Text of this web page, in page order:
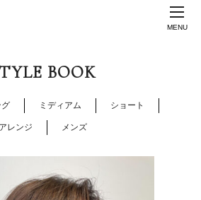
MENU
BOOK
グ ミディアム ショート
アレンジ メンズ